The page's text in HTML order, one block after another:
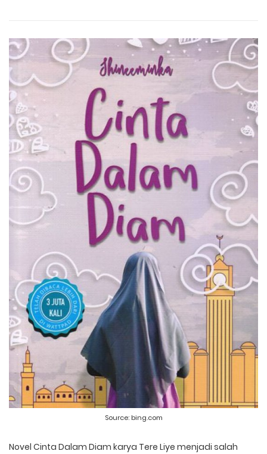
Source: bing.com
Novel Cinta Dalam Diam karya Tere Liye menjadi salah